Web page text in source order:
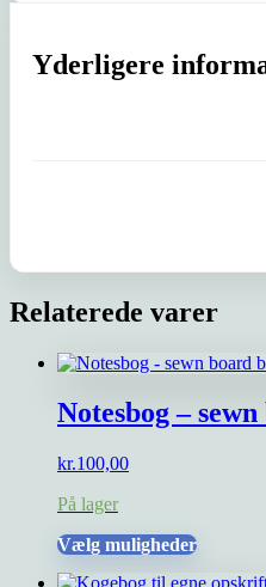
Yderligere
Relaterede varer
Notesbog –
kr.100,00
På lager
Vælg mulighederDette